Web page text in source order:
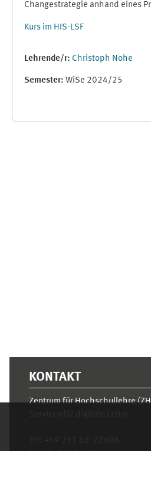
Changestrategie anhand eines
Kurs im HIS-LSF
Lehrende/r: Christoph Nohe
Semester: WiSe 2024/25
KONTAKT
Zentrum für Hochschullehre
Mo.- Fr. 10–16 Uhr